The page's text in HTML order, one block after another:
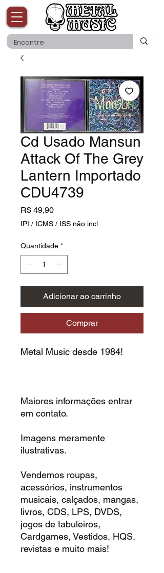
Cd Usado Mansun
Attack Of The Grey
Lantern Importado
CDU4739
R$ 49,90Preço
IPI / ICMS / ISS não incl.
Quantidade *
Adicionar ao carrinho
Comprar
Metal Music desde 1984!
Maiores informações entrar
em contato.
Imagens meramente
ilustrativas.
Vendemos roupas,
acessórios, instrumentos
musicais, calçados, mangas,
livros, CDS, LPS, DVDS,
jogos de tabuleiros,
Cardgames, Vestidos, HQS,
revistas e muito mais!